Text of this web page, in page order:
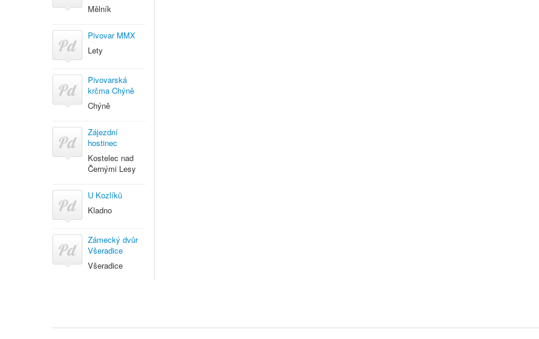
Mělník
Pivovar MMX
Lety
Pivovarská
krčma Chýně
Chýně
Zájezdní
hostinec
Kostelec nad
Černými Lesy
U Kozlíků
Kladno
Zámecký dvůr
Všeradice
Všeradice